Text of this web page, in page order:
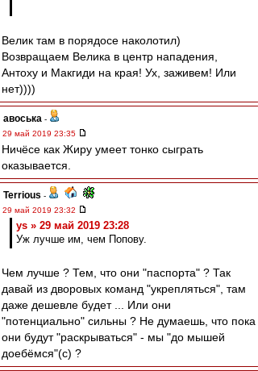
Велик там в порядосе наколотил)
Возвращаем Велика в центр нападения,
Антоху и Макгиди на края! Ух, заживем! Или
нет))))
авоська -
29 май 2019 23:35
Ничёсе как Жиру умеет тонко сыграть
оказывается.
Terrious -
29 май 2019 23:32
ys » 29 май 2019 23:28
Уж лучше им, чем Попову.
Чем лучше ? Тем, что они "паспорта" ? Так
давай из дворовых команд "укрепляться", там
даже дешевле будет ... Или они
"потенциально" сильны ? Не думаешь, что пока
они будут "раскрываться" - мы "до мышей
доебёмся"(с) ?